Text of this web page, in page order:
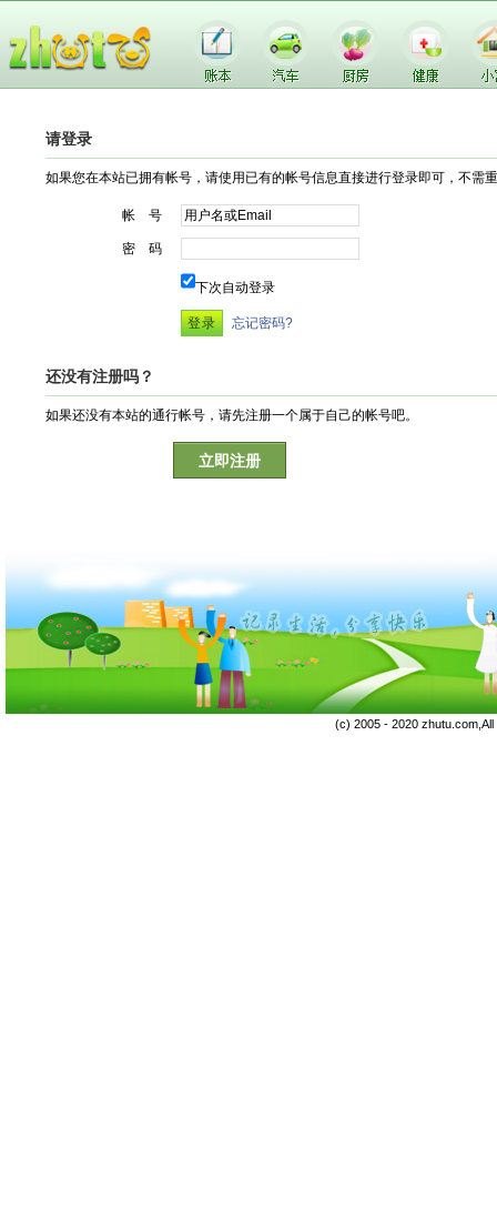
请登录
如果您在本站已拥有帐号，请使用已有的帐号信息直接进行登录即可，不需
帐 号
密 码
下次自动登录
忘记密码?
还没有注册吗？
如果还没有本站的通行帐号，请先注册一个属于自己的帐号吧。
立即注册
(c) 2005 - 2020